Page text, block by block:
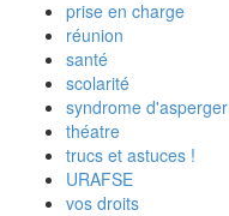
prise en charge
réunion
santé
scolarité
syndrome d'asperger
théatre
trucs et astuces !
URAFSE
vos droits